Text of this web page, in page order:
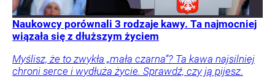
Naukowcy porównali 3 rodzaje kawy. Ta najmocniej
wiązała się z dłuższym życiem
Myślisz, że to zwykła „mała czarna”? Ta kawa najsilniej
chroni serce i wydłuża życie. Sprawdź, czy ją pijesz.